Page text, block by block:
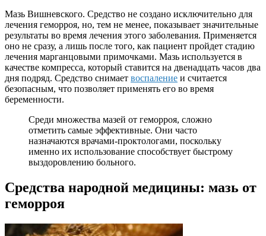
Мазь Вишневского. Средство не создано исключительно для
лечения геморроя, но, тем не менее, показывает значительные
результаты во время лечения этого заболевания. Применяется
оно не сразу, а лишь после того, как пациент пройдет стадию
лечения марганцовыми примочками. Мазь используется в
качестве компресса, который ставится на двенадцать часов два
дня подряд. Средство снимает воспаление и считается
безопасным, что позволяет применять его во время
беременности.
Среди множества мазей от геморроя, сложно
отметить самые эффективные. Они часто
назначаются врачами-проктологами, поскольку
именно их использование способствует быстрому
выздоровлению больного.
Средства народной медицины: мазь от
геморроя